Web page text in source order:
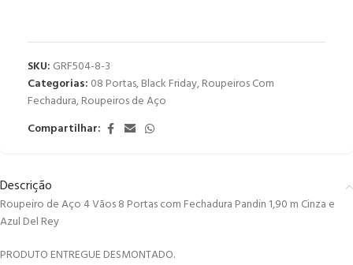
SKU: GRF504-8-3
Categorias: 08 Portas,Black Friday,Roupeiros Com
Fechadura,Roupeiros de Aço
Compartilhar:
Descrição
Roupeiro de Aço 4 Vãos 8 Portas com Fechadura Pandin 1,90 m Cinza e
Azul Del Rey
PRODUTO ENTREGUE DESMONTADO.